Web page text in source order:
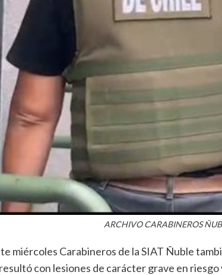
ARCHIVO CARABINEROS
miércoles Carabineros de la SIAT Ñuble
con lesiones de carácter grave en